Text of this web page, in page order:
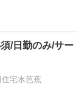
/日勤のみ/サー
宅水芭蕉